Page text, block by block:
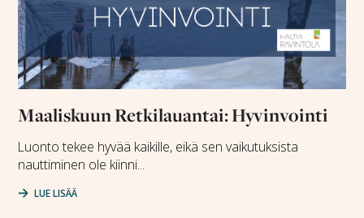
Maaliskuun Retkilauantai: Hyvinvointi
Luonto tekee hyvää kaikille, eikä sen vaikutuksista
nauttiminen ole kiinni...
LUE LISÄÄ